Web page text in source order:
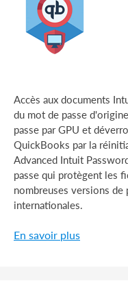
Accès aux documents
du mot de passe
passe par GPU et
QuickBooks par la
Advanced Intuit
passe qui protègent les
nombreuses versions
internationales.
En savoir plus